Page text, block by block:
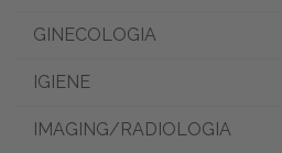
GINECOLOGIA
IGIENE
IMAGING/RADIOLOGIA